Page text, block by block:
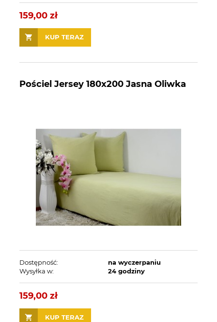
159,00 zł
KUP TERAZ
Pościel Jersey 180x200 Jasna Oliwka
Dostępność:
na wyczerpaniu
Wysyłka w:
24 godziny
159,00 zł
KUP TERAZ